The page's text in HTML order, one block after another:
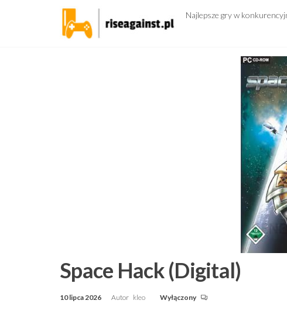
Najlepsze gry w
Space Hack (Digital)
10 lipca 2026 Autor kleo Wyłączony